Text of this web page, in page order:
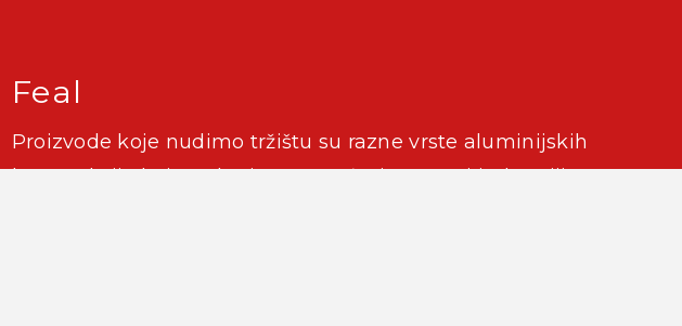
Feal
Proizvode koje nudimo tržištu su razne vrste aluminijskih
konstrukcija koje se koriste u građevinarstvu i industriji.